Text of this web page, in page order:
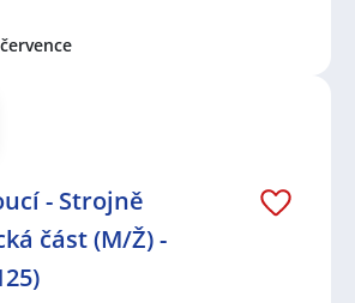
- Strojně
část (M/Ž) -